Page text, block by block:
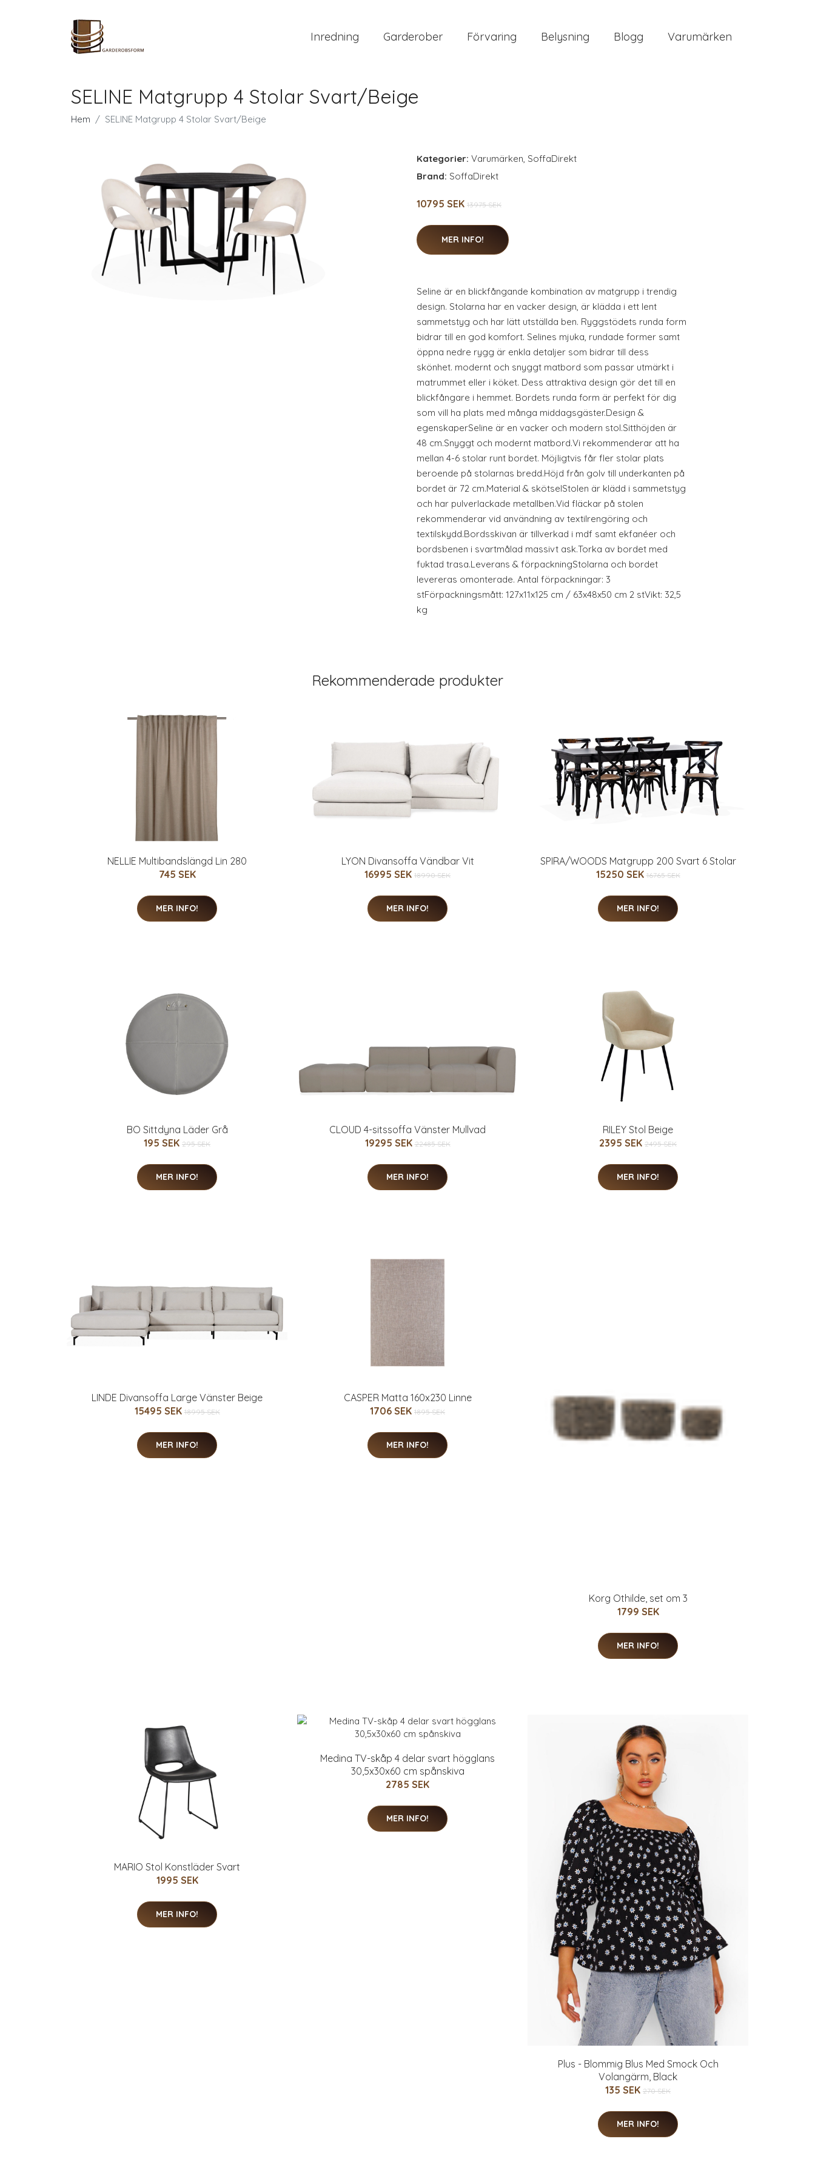
Inredning Garderober Förvaring Belysning Blogg Varumärken
SELINE Matgrupp 4 Stolar Svart/Beige
Hem SELINE Matgrupp 4 Stolar Svart/Beige
Kategorier: Varumärken, SoffaDirekt
Brand: SoffaDirekt
10795 SEK 13975 SEK
MER INFO!
Seline är en blickfångande kombination av matgrupp i trendig
design. Stolarna har en vacker design, är klädda i ett lent
sammetstyg och har lätt utställda ben. Ryggstödets runda form
bidrar till en god komfort. Selines mjuka, rundade former samt
öppna nedre rygg är enkla detaljer som bidrar till dess
skönhet. modernt och snyggt matbord som passar utmärkt i
matrummet eller i köket. Dess attraktiva design gör det till en
blickfångare i hemmet. Bordets runda form är perfekt för dig
som vill ha plats med många middagsgäster.Design &
egenskaperSeline är en vacker och modern stol.Sitthöjden är
48 cm.Snyggt och modernt matbord.Vi rekommenderar att ha
mellan 4-6 stolar runt bordet. Möjligtvis får fler stolar plats
beroende på stolarnas bredd.Höjd från golv till underkanten på
bordet är 72 cm.Material & skötselStolen är klädd i sammetstyg
och har pulverlackade metallben.Vid fläckar på stolen
rekommenderar vid användning av textilrengöring och
textilskydd.Bordsskivan är tillverkad i mdf samt ekfanéer och
bordsbenen i svartmålad massivt ask.Torka av bordet med
fuktad trasa.Leverans & förpackningStolarna och bordet
levereras omonterade. Antal förpackningar: 3
stFörpackningsmått: 127x11x125 cm / 63x48x50 cm 2 stVikt: 32,5
kg
Rekommenderade produkter
NELLIE Multibandslängd Lin 280
745 SEK
MER INFO!
LYON Divansoffa Vändbar Vit
16995 SEK 18990 SEK
MER INFO!
SPIRA/WOODS Matgrupp 200 Svart 6 Stolar
15250 SEK 16765 SEK
MER INFO!
BO Sittdyna Läder Grå
195 SEK 295 SEK
MER INFO!
CLOUD 4-sitssoffa Vänster Mullvad
19295 SEK 22485 SEK
MER INFO!
RILEY Stol Beige
2395 SEK 2495 SEK
MER INFO!
LINDE Divansoffa Large Vänster Beige
15495 SEK 18995 SEK
MER INFO!
CASPER Matta 160x230 Linne
1706 SEK 1895 SEK
MER INFO!
Korg Othilde, set om 3
1799 SEK
MER INFO!
MARIO Stol Konstläder Svart
1995 SEK
MER INFO!
Medina TV-skåp 4 delar svart högglans
30,5x30x60 cm spånskiva
2785 SEK
MER INFO!
Plus - Blommig Blus Med Smock Och
Volangärm, Black
135 SEK 270 SEK
MER INFO!